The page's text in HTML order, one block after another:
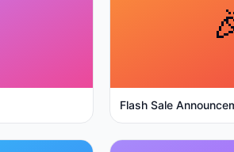
Flash Sale